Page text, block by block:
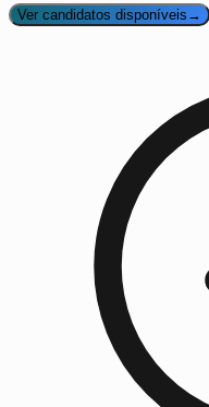
Ver candidatos disponíveis →